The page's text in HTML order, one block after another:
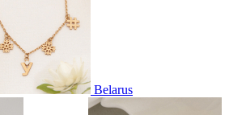
Belarus